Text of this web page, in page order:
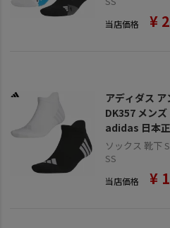
当店価格 ¥
アディダス
DK357 メン
adidas 日本
ソックス 靴下
SS
当店価格 ¥